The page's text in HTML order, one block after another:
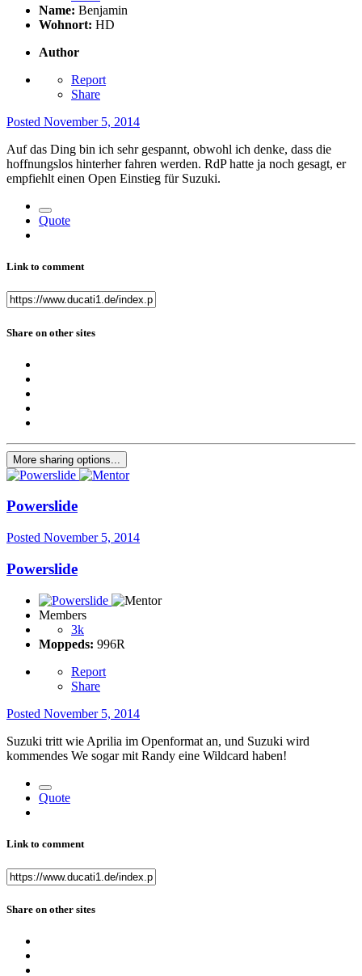
Name: Benjamin
Wohnort: HD
Author
Report
Share
Posted November 5, 2014
Auf das Ding bin ich sehr gespannt, obwohl ich denke, dass die
hoffnungslos hinterher fahren werden. RdP hatte ja noch gesagt, er
empfiehlt einen Open Einstieg für Suzuki.
Quote
Link to comment
Share on other sites
More sharing options...
Powerslide
Posted November 5, 2014
Powerslide
Members
3k
Moppeds: 996R
Report
Share
Posted November 5, 2014
Suzuki tritt wie Aprilia im Openformat an, und Suzuki wird
kommendes We sogar mit Randy eine Wildcard haben!
Quote
Link to comment
Share on other sites